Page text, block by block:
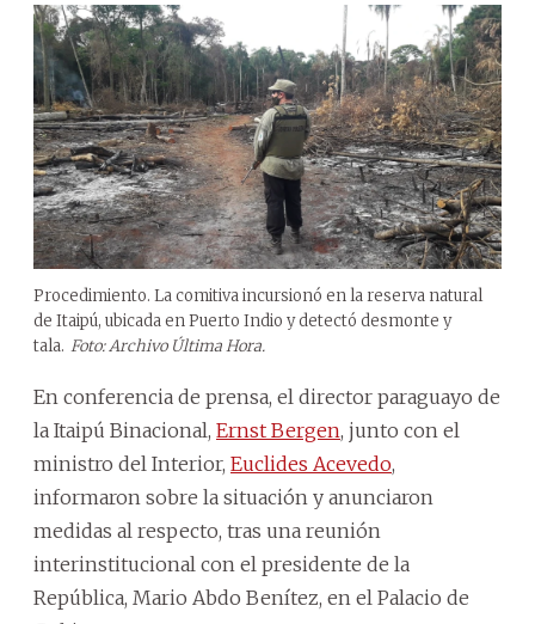
Procedimiento. La comitiva incursionó en la reserva natural
de Itaipú, ubicada en Puerto Indio y detectó desmonte y
tala. Foto: Archivo Última Hora.
En conferencia de prensa, el director paraguayo de
la Itaipú Binacional, Ernst Bergen, junto con el
ministro del Interior, Euclides Acevedo,
informaron sobre la situación y anunciaron
medidas al respecto, tras una reunión
interinstitucional con el presidente de la
República, Mario Abdo Benítez, en el Palacio de